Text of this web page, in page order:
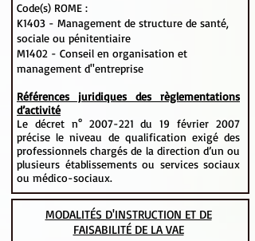
Code(s) ROME :
K1403 - Management de structure de santé,
sociale ou pénitentiaire
M1402 - Conseil en organisation et
management d''entreprise
Références juridiques des règlementations
d’activité
Le décret n° 2007-221 du 19 février 2007
précise le niveau de qualification exigé des
professionnels chargés de la direction d’un ou
plusieurs établissements ou services sociaux
ou médico-sociaux.
MODALITÉS D'INSTRUCTION ET DE
FAISABILITÉ DE LA VAE